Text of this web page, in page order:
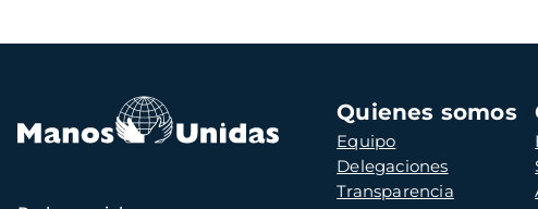
Navegación
principal
Quienes somos
Equipo
Delegaciones
Transparencia